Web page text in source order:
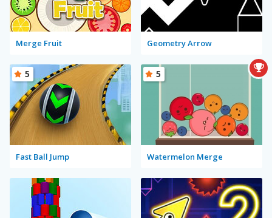
Merge Fruit Geometry Arrow
Fast Ball Jump
5
Watermelon Merge
5